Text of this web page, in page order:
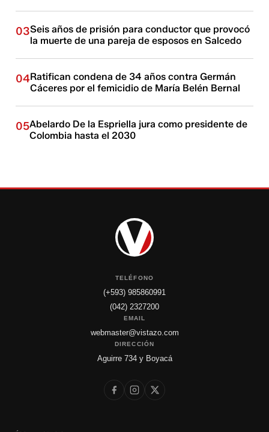
03Seis años de prisión para conductor que provocó
la muerte de una pareja de esposos en Salcedo
04Ratifican condena de 34 años contra Germán
Cáceres por el femicidio de María Belén Bernal
05Abelardo De la Espriella jura como presidente de
Colombia hasta el 2030
TELÉFONO
(+593) 985860991
(042) 2327200
EMAIL
webmaster@vistazo.com
DIRECCIÓN
Aguirre 734 y Boyacá